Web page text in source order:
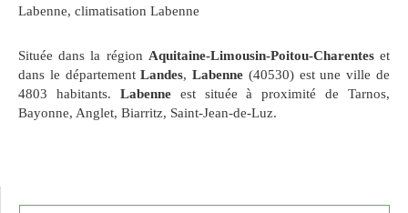
Labenne, climatisation Labenne
Située dans la région Aquitaine-Limousin-Poitou-Charenteset
dans le départementLandes,Labenne (40530) est une ville de
4803 habitants. Labenneest située à proximité de Tarnos,
Bayonne, Anglet, Biarritz, Saint-Jean-de-Luz.